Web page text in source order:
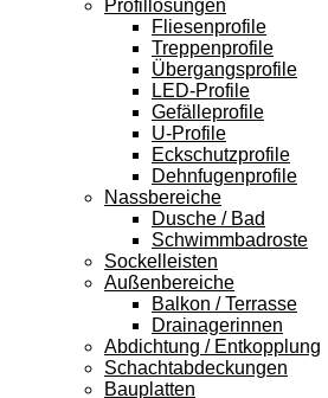
Profillösungen
Fliesenprofile
Treppenprofile
Übergangsprofile
LED-Profile
Gefälleprofile
U-Profile
Eckschutzprofile
Dehnfugenprofile
Nassbereiche
Dusche / Bad
Schwimmbadroste
Sockelleisten
Außenbereiche
Balkon / Terrasse
Drainagerinnen
Abdichtung / Entkopplung
Schachtabdeckungen
Bauplatten